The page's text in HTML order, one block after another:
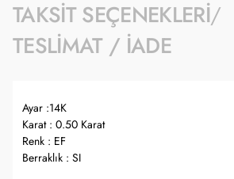
TAKSIT SEÇENEKLERI
TESLIMAT / İADE
Ayar :14K
Karat : 0.50 Karat
Renk : EF
Berraklık : SI